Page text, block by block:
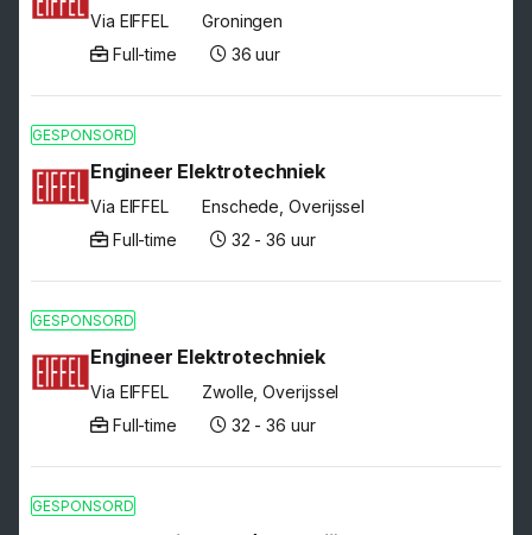
Via EIFFEL
Groningen
Full-time
36 uur
GESPONSORD
Engineer Elektrotechniek
Via EIFFEL
Enschede, Overijssel
Full-time
32 - 36 uur
GESPONSORD
Engineer Elektrotechniek
Via EIFFEL
Zwolle, Overijssel
Full-time
32 - 36 uur
GESPONSORD